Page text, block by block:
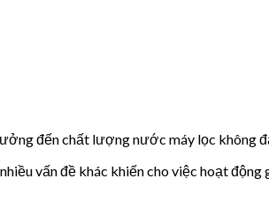
đến chất lượng nước máy lọc không
vấn đề khác khiến cho việc hoạt